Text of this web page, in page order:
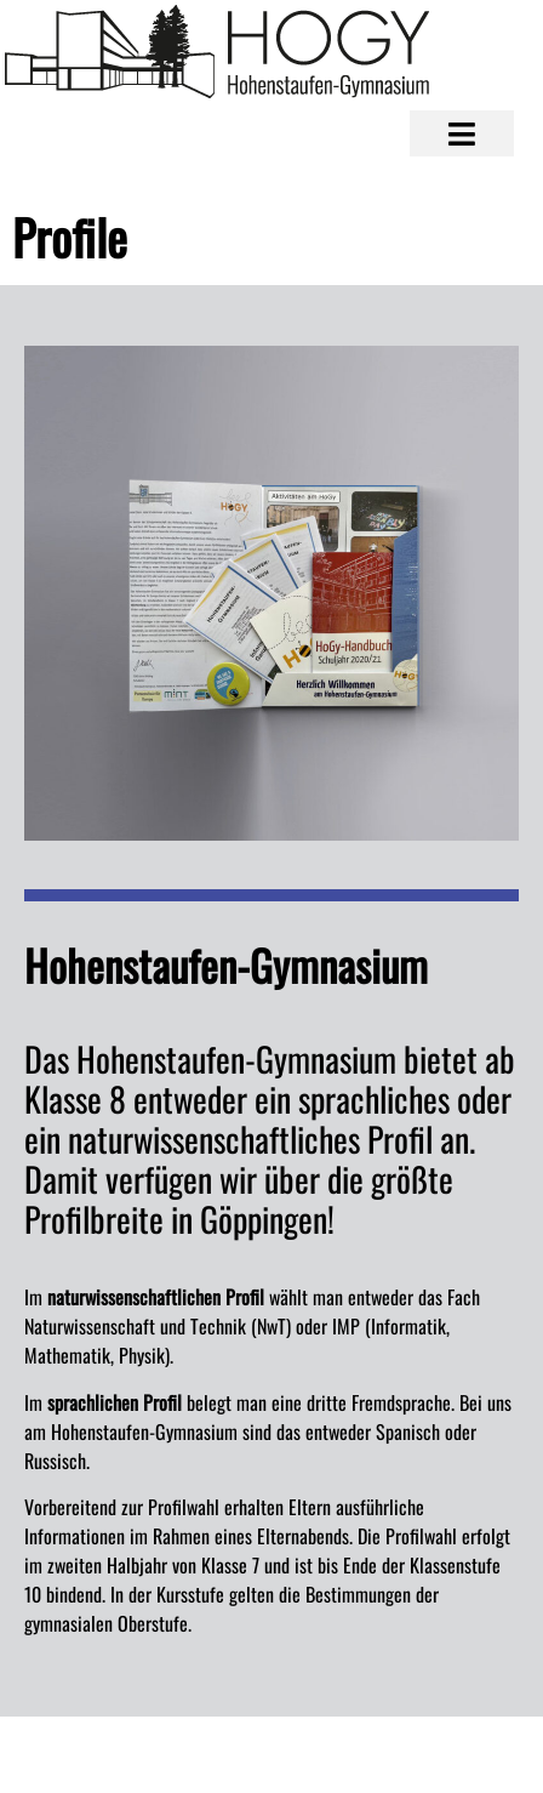
Profile
Hohenstaufen-Gymnasium
Das Hohenstaufen-Gymnasium bietet ab
Klasse 8 entweder ein sprachliches oder
ein naturwissenschaftliches Profil an.
Damit verfügen wir über die größte
Profilbreite in Göppingen!
Im naturwissenschaftlichen Profilwählt man entweder das Fach
Naturwissenschaft und Technik (NwT) oder IMP (Informatik,
Mathematik, Physik).
Im sprachlichen Profilbelegt man eine dritte Fremdsprache. Bei uns
am Hohenstaufen-Gymnasium sind das entweder Spanisch oder
Russisch.
Vorbereitend zur Profilwahl erhalten Eltern ausführliche
Informationen im Rahmen eines Elternabends. Die Profilwahl erfolgt
im zweiten Halbjahr von Klasse 7 und ist bis Ende der Klassenstufe
10 bindend. In der Kursstufe gelten die Bestimmungen der
gymnasialen Oberstufe.